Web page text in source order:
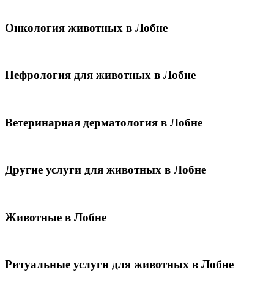
Онкология животных в Лобне
Нефрология для животных в Лобне
Ветеринарная дерматология в Лобне
Другие услуги для животных в Лобне
Животные в Лобне
Ритуальные услуги для животных в Лобне